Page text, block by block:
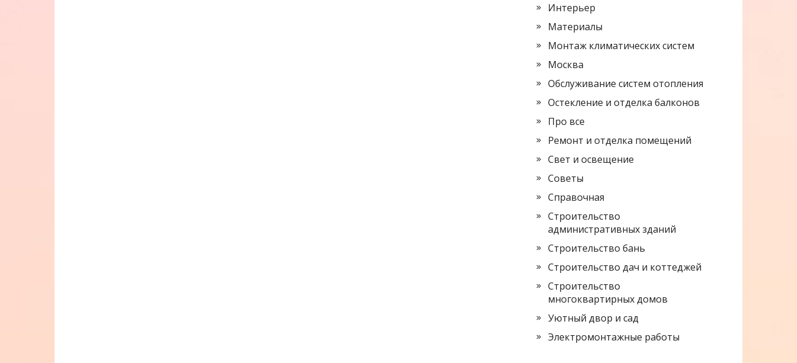
Интерьер
Материалы
Монтаж климатических систем
Москва
Обслуживание систем отопления
Остекление и отделка балконов
Про все
Ремонт и отделка помещений
Свет и освещение
Советы
Справочная
Строительство
административных зданий
Строительство бань
Строительство дач и коттеджей
Строительство
многоквартирных домов
Уютный двор и сад
Электромонтажные работы